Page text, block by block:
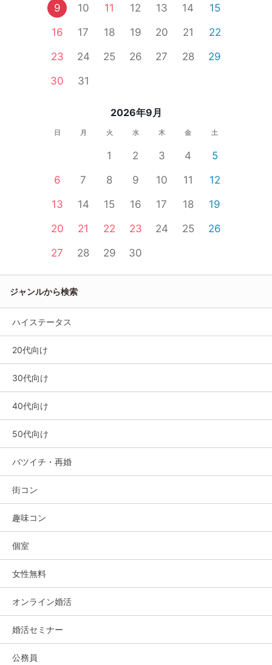
9 10 11 12 13 14
15
16
17 18 19 20 21
22
23
24 25 26 27 28
29
30
31
2026年9月
日 月 火 水 木 金 土
1 2 3 4
5
6
7 8 9 10 11
12
13
14 15 16 17 18
19
20
21 22 23 24 25
26
27
28 29 30
ジャンルから検索
ハイステータス
20代向け
30代向け
40代向け
50代向け
バツイチ・再婚
街コン
趣味コン
個室
女性無料
オンライン婚活
婚活セミナー
公務員